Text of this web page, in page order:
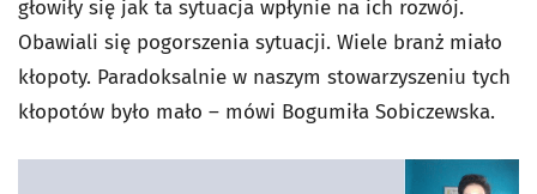
głowiły się jak ta sytuacja wpłynie na ich rozwój.
Obawiali się pogorszenia sytuacji. Wiele branż miało
kłopoty. Paradoksalnie w naszym stowarzyszeniu tych
kłopotów było mało – mówi Bogumiła Sobiczewska.